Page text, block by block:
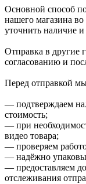
Основной способ
нашего магазина
уточнить наличие и
Отправка в другие
согласованию и
Перед отправкой
— подтверждаем
стоимость;
— при
видео товара;
— проверяем
— надёжно
— предоставляем
отслеживания